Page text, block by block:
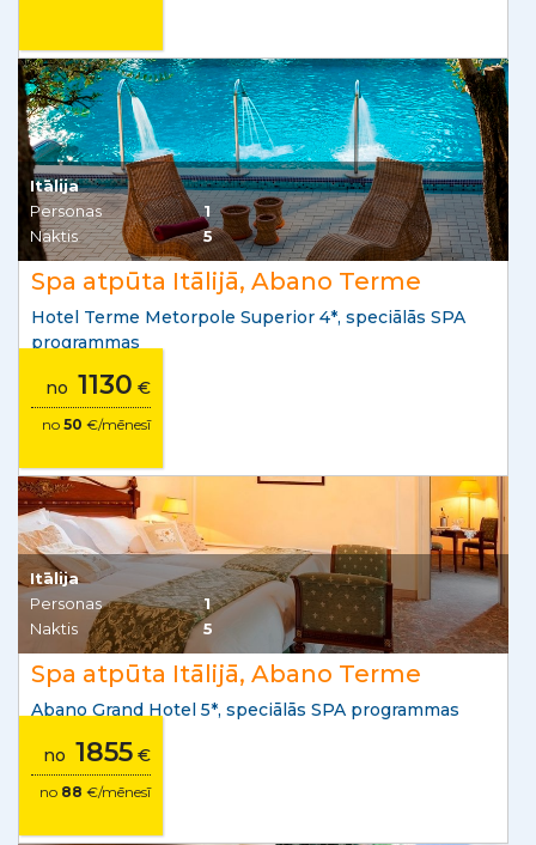
Itālija
Personas
1
Naktis
5
Spa atpūta Itālijā, Abano Terme
Hotel Terme Metorpole Superior 4*, speciālās SPA
programmas
no 1130 €
no 50 €/mēnesī
Itālija
Personas
1
Naktis
5
Spa atpūta Itālijā, Abano Terme
Abano Grand Hotel 5*, speciālās SPA programmas
no 1855 €
no 88 €/mēnesī